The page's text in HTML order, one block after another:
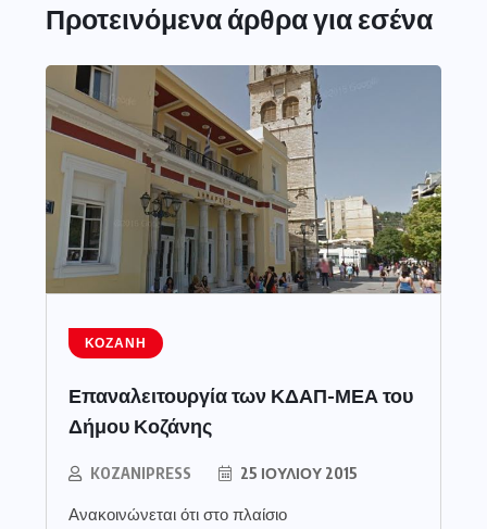
Προτεινόμενα άρθρα για εσένα
ΚΟΖΆΝΗ
Επαναλειτουργία των ΚΔΑΠ-ΜΕΑ του
Δήμου Κοζάνης
KOZANIPRESS 25 ΙΟΥΛΊΟΥ 2015
Ανακοινώνεται ότι στο πλαίσιο